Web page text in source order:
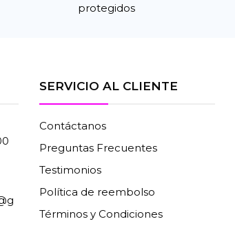
protegidos
SERVICIO AL CLIENTE
Contáctanos
Preguntas Frecuentes
Testimonios
Política de reembolso
Términos y Condiciones